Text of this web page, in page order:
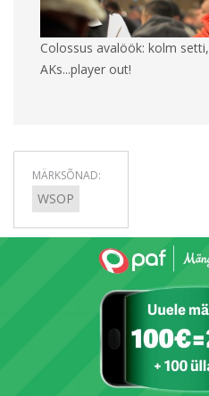
Colossus avalöök: kolm
AKs...player out!
MÄRKSÕNAD:
WSOP